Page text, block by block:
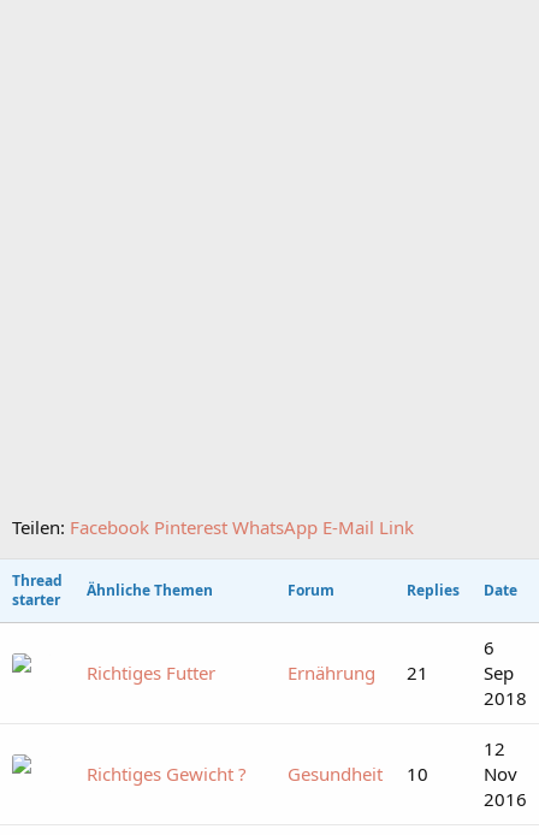
Teilen: Facebook Pinterest WhatsApp E-Mail Link
Thread
starter
Ähnliche Themen Forum Replies Date
Richtiges Futter Ernährung 21
6
Sep
2018
Richtiges Gewicht ? Gesundheit 10
12
Nov
2016